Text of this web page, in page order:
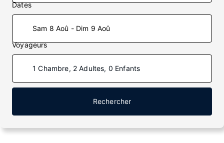
Dates
Sam 8 Aoû - Dim 9 Aoû
Voyageurs
1 Chambre, 2 Adultes, 0 Enfants
Rechercher